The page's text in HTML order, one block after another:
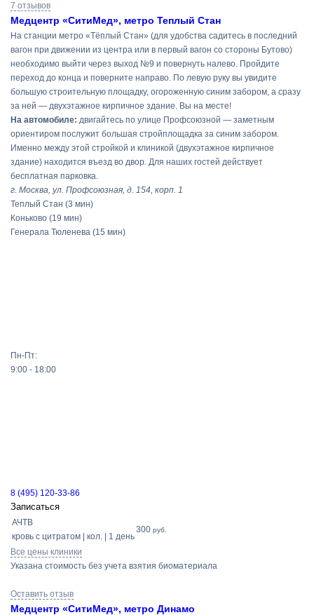
7 отзывов
Медцентр «СитиМед», метро Теплый Стан
На станции метро «Тёплый Стан» (для удобства садитесь в последний
вагон при движении из центра или в первый вагон со стороны Бутово)
необходимо выйти через выход №9 и повернуть налево. Пройдите
переход до конца и поверните направо. По левую руку вы увидите
большую строительную площадку, огороженную синим забором, а сразу
за ней — двухэтажное кирпичное здание. Вы на месте!
На автомобиле: двигайтесь по улице Профсоюзной — заметным
ориентиром послужит большая стройплощадка за синим забором.
Именно между этой стройкой и клиникой (двухэтажное кирпичное
здание) находится въезд во двор. Для наших гостей действует
бесплатная парковка.
г. Москва, ул. Профсоюзная, д. 154, корп. 1
Теплый Стан (3 мин)
Коньково (19 мин)
Генерала Тюленева (15 мин)
Пн-Пт:
9:00 - 18:00
8 (495) 120-33-86
Записаться
АЧТВ
кровь с цитратом | кол. | 1 день
300 руб.
Все цены клиники
Указана стоимость без учета взятия биоматериала
Оставить отзыв
Медцентр «СитиМед», метро Динамо